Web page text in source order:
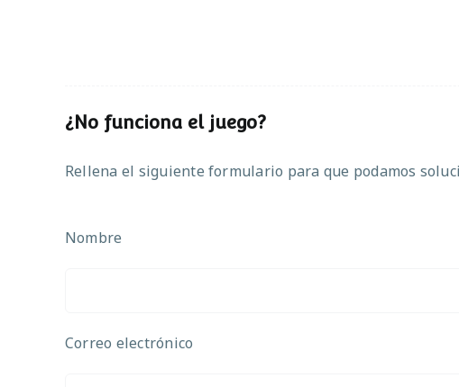
¿No funciona el juego?
Rellena el siguiente formulario para que podamos
Nombre
Correo electrónico